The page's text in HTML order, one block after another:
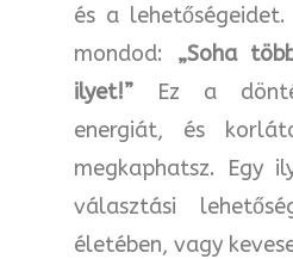
és a
mondod: „Soha
ilyet!” Ez a
energiát, és
megkaphatsz. Egy
választási
életében, vagy